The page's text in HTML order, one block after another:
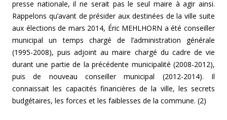
presse nationale, il ne serait pas le seul maire à agir ainsi.
Rappelons qu’avant de présider aux destinées de la ville suite
aux élections de mars 2014, Éric MEHLHORN a été conseiller
municipal un temps chargé de l’administration générale
(1995-2008), puis adjoint au maire chargé du cadre de vie
durant une partie de la précédente municipalité (2008-2012),
puis de nouveau conseiller municipal (2012-2014). Il
connaissait les capacités financières de la ville, les secrets
budgétaires, les forces et les faiblesses de la commune. (2)